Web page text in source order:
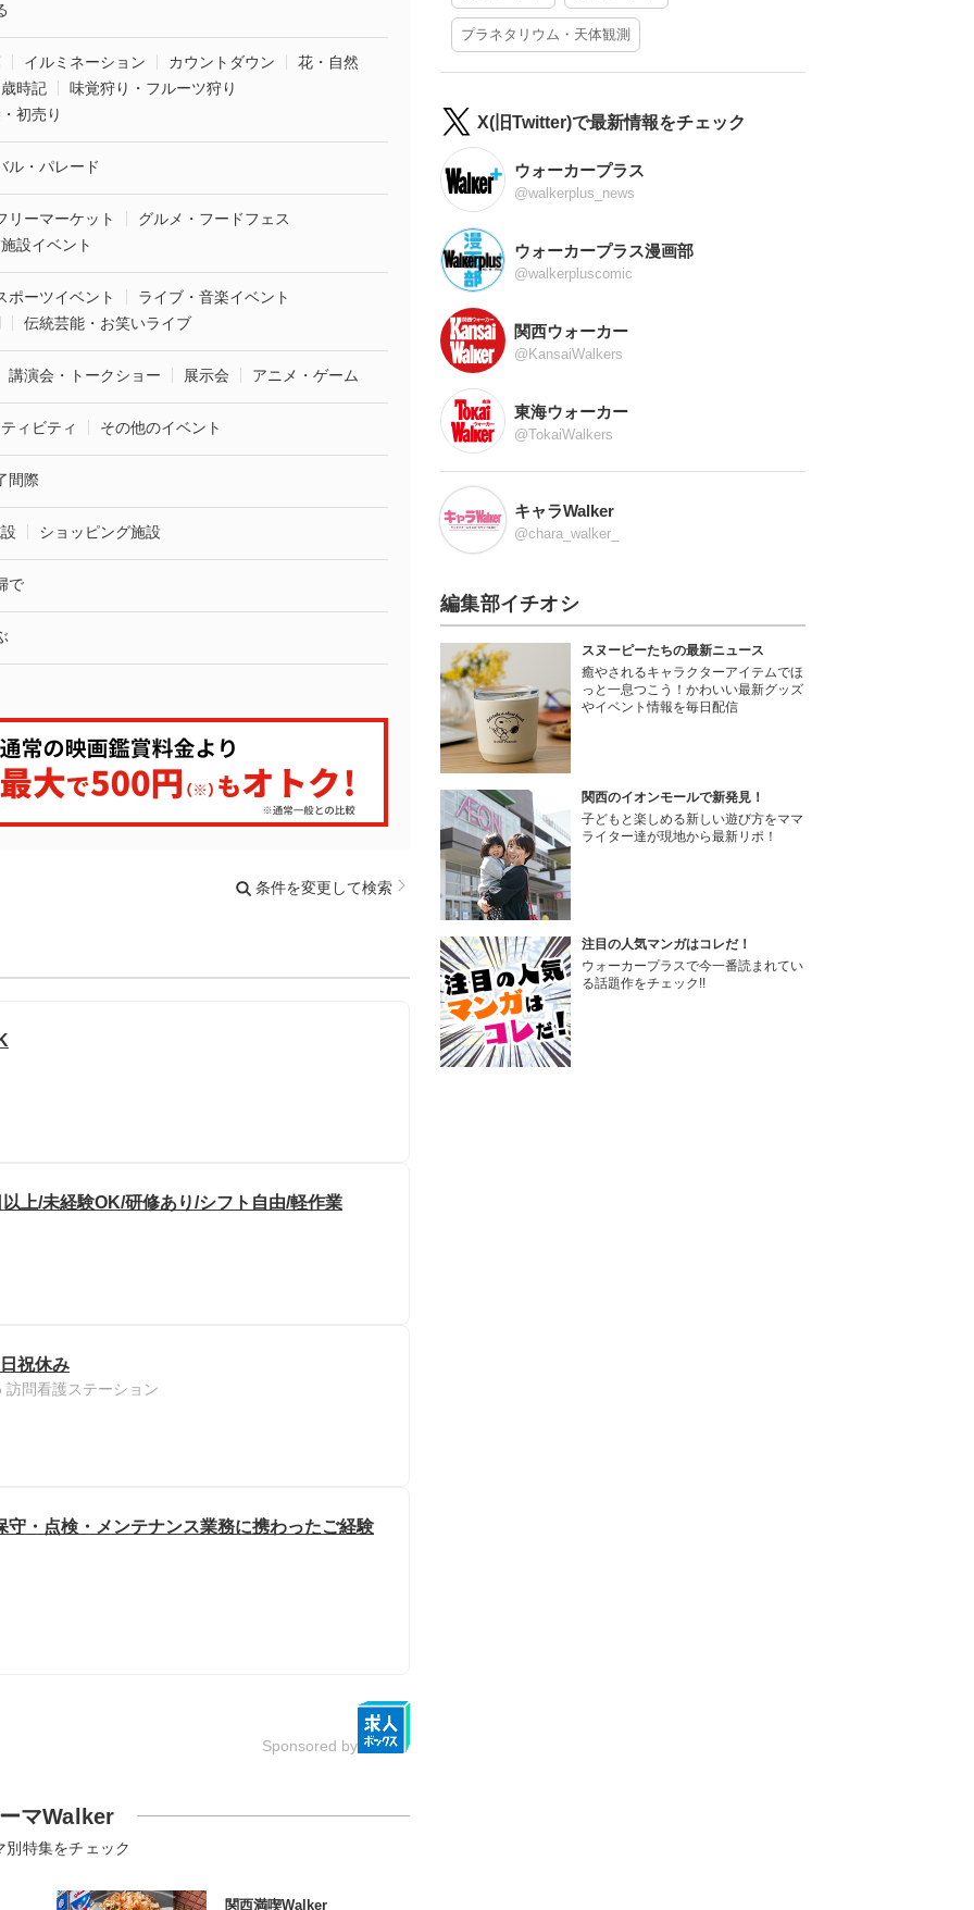
イルミネーション カウントダウン
花・自然
時記
味覚狩り・フルーツ狩り
初売り
ル・パレード
リーマーケット
グルメ・フードフェス
設イベント
ポーツイベント
ライブ・音楽イベント
伝統芸能・お笑いライブ
講演会・トークショー 展示会 アニメ・ゲーム
ィビティ その他のイベント
間際
ショッピング施設
で
条件を変更して検索
上/未経験OK/研修あり/シフト自由/軽作業
祝休み
問看護ステーション
・点検・メンテナンス業務に携わったご経験
Sponsored by
マWalker
別特集をチェック
関西満喫Walker
プラネタリウム・天体観測
X(旧Twitter)で最新情報をチェック
ウォーカープラス
@walkerplus_news
ウォーカープラス漫画部
@walkerpluscomic
関西ウォーカー
@KansaiWalkers
東海ウォーカー
@TokaiWalkers
キャラWalker
@chara_walker_
編集部イチオシ
スヌーピーたちの最新ニュース
癒やされるキャラクターアイテムでほ
っと一息つこう！かわいい最新グッズ
やイベント情報を毎日配信
関西のイオンモールで新発見！
子どもと楽しめる新しい遊び方をママ
ライター達が現地から最新リポ！
注目の人気マンガはコレだ！
ウォーカープラスで今一番読まれてい
る話題作をチェック!!